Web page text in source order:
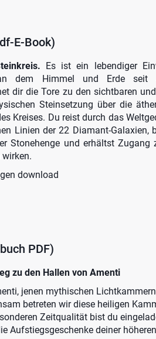
E-Book)
Es ist ein lebendiger
dem Himmel und Erde seit
dir die Tore zu den sichtbaren
Steinsetzung über die
Kreises. Du reist durch das
Linien der 22 Diamant-Galaxien,
Stonehenge und erhältst Zugang
download
PDF)
zu den Hallen von Amenti
jenen mythischen
betreten wir diese heiligen
Zeitqualität bist du
Aufstiegsgeschenke deiner